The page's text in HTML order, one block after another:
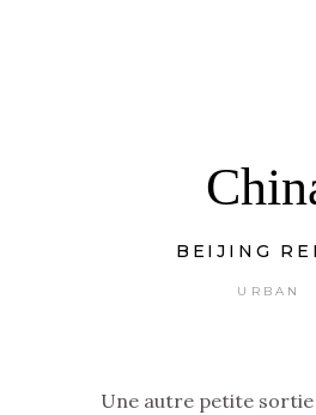
BEIJING
URBAN
Une autre petite sortie